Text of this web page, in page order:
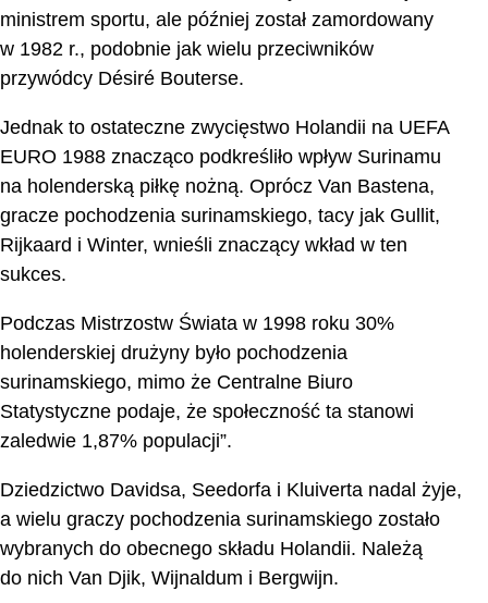
ministrem sportu, ale później został zamordowany
w 1982 r., podobnie jak wielu przeciwników
przywódcy Désiré Bouterse.
Jednak to ostateczne zwycięstwo Holandii na UEFA
EURO 1988 znacząco podkreśliło wpływ Surinamu
na holenderską piłkę nożną. Oprócz Van Bastena,
gracze pochodzenia surinamskiego, tacy jak Gullit,
Rijkaard i Winter, wnieśli znaczący wkład w ten
sukces.
Podczas Mistrzostw Świata w 1998 roku 30%
holenderskiej drużyny było pochodzenia
surinamskiego, mimo że Centralne Biuro
Statystyczne podaje, że społeczność ta stanowi
zaledwie 1,87% populacji”.
Dziedzictwo Davidsa, Seedorfa i Kluiverta nadal żyje,
a wielu graczy pochodzenia surinamskiego zostało
wybranych do obecnego składu Holandii. Należą
do nich Van Djik, Wijnaldum i Bergwijn.